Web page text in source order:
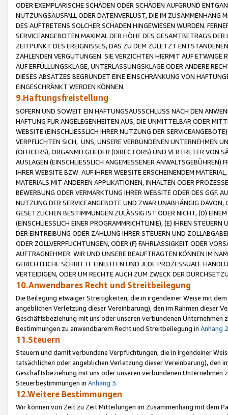
ODER EXEMPLARISCHE SCHÄDEN ODER SCHÄDEN AUFGRUND
NUTZUNGSAUSFALL ODER DATENVERLUST, DIE IM ZUSAMMENHANG
DES AUFTRETENS SOLCHER SCHÄDEN HINGEWIESEN WURDEN.
SERVICEANGEBOTEN MAXIMAL DER HÖHE DES GESAMTBETRAGS
ZEITPUNKT DES EREIGNISSES, DAS ZU DEM ZULETZT
ZAHLENDEN VERGÜTUNGEN. SIE VERZICHTEN HIERMIT AUF
AUF ERFÜLLUNGSKLAGE, UNTERLASSUNGSKLAGE ODER ANDERE
DIESES ABSATZES BEGRÜNDET EINE EINSCHRÄNKUNG VON
EINGESCHRÄNKT WERDEN KÖNNEN.
9.Haftungsfreistellung
SOFERN UND SOWEIT EIN HAFTUNGSAUSSCHLUSS NACH DEN
HAFTUNG FÜR ANGELEGENHEITEN AUS, DIE UNMITTELBAR ODER
WEBSITE (EINSCHLIESSLICH IHRER NUTZUNG DER
VERPFLICHTEN SICH, UNS, UNSERE VERBUNDENEN UNTERNEHMEN
(OFFICERS), ORGANMITGLIEDER (DIRECTORS) UND VERTRETER VON
AUSLAGEN (EINSCHLIESSLICH ANGEMESSENER
IHRER WEBSITE BZW. AUF IHRER WEBSITE ERSCHEINENDEM
MATERIALS MIT ANDEREN APPLIKATIONEN, INHALTEN ODER
BEWERBUNG ODER VERMARKTUNG IHRER WEBSITE ODER DES GGF.
NUTZUNG DER SERVICEANGEBOTE UND ZWAR UNABHÄNGIG
GESETZLICHEN BESTIMMUNGEN ZULÄSSIG IST ODER NICHT, (D)
(EINSCHLIESSLICH EINER PROGRAMMRICHTLINIE), (E) IHREN
DER EINTREIBUNG ODER ZAHLUNG IHRER STEUERN UND
ODER ZOLLVERPFLICHTUNGEN, ODER (F) FAHRLÄSSIGKEIT ODER
AUFTRAGNEHMER. WIR UND UNSERE BEAUFTRAGTEN KÖNNEN IM
GERICHTLICHE SCHRITTE EINLEITEN UND JEDE PROZESSUALE
VERTEIDIGEN, ODER UM RECHTE AUCH ZUM ZWECK DER
10.Anwendbares Recht und Streitbeilegung
Die Beilegung etwaiger Streitigkeiten, die in irgendeiner Weise mit
angeblichen Verletzung dieser Vereinbarung), den im Rahmen dieser
Geschäftsbeziehung mit uns oder unseren verbundenen
Bestimmungen zu anwendbarem Recht und Streitbeilegung in Anhang 2
11.Steuern
Steuern und damit verbundene Verpflichtungen, die in irgendeiner
tatsächlichen oder angeblichen Verletzung dieser Vereinbarung), den
Geschäftsbeziehung mit uns oder unseren verbundenen
Steuerbestimmungen in Anhang 3.
12.Weitere Bestimmungen
Wir können von Zeit zu Zeit Mitteilungen im Zusammenhang mit dem